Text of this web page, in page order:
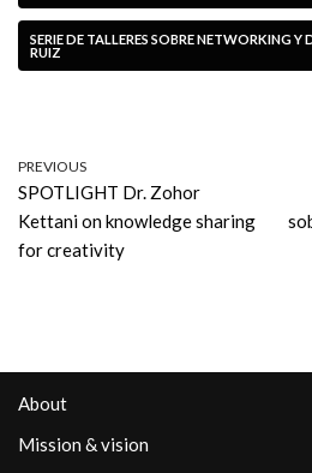
SERIE DE TALLERES SOBRE NETWORKING
RUIZ
PREVIOUS
SPOTLIGHT Dr. Zohor
Kettani on knowledge sharing
for creativity
About
Mission & vision